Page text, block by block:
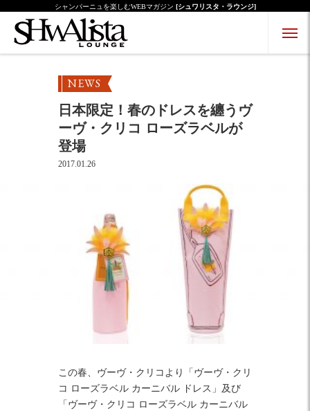
シャンパーニュを楽しむWEBマガジン [シュワリスタ・ラウンジ]
FacebookTwitter Instagram
NEWS
日本限定！春のドレスを纏うヴ
ーヴ・クリコ ローズラベルが
登場
2017.01.26
この春、ヴーヴ・クリコより「ヴーヴ・クリ
コ ローズラベル カーニバル ドレス」及び
「ヴーヴ・クリコ ローズラベル カーニバル